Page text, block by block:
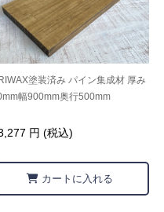
塗装済み パイン集成材 厚み
幅900mm奥行500mm
円 (税込)
カートに入れる